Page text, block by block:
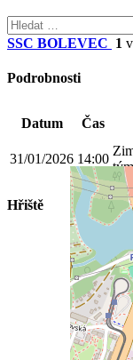
Vyhledávání
SSC BOLEVEC 1
Podrobnosti
Datum Čas
31/01/2026 14:00
Hřiště